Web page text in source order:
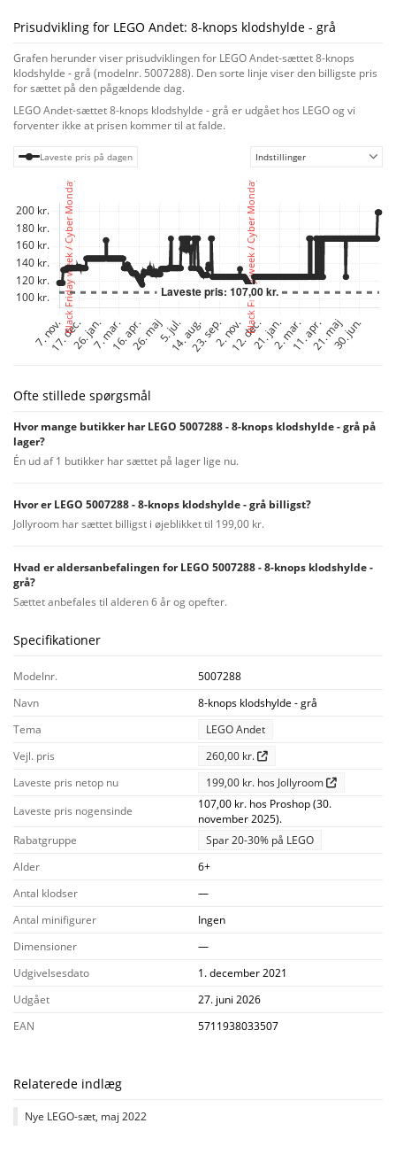
Prisudvikling for LEGO Andet: 8-knops klodshylde - grå
Grafen herunder viser prisudviklingen for LEGO Andet-sættet 8-knops
klodshylde - grå (modelnr. 5007288). Den sorte linje viser den billigste pris
for sættet på den pågældende dag.
LEGO Andet-sættet 8-knops klodshylde - grå er udgået hos LEGO og vi
forventer ikke at prisen kommer til at falde.
Laveste pris på dagen Indstillinger
Ofte stillede spørgsmål
Hvor mange butikker har LEGO 5007288 - 8-knops klodshylde - grå på
lager?
Én ud af 1 butikker har sættet på lager lige nu.
Hvor er LEGO 5007288 - 8-knops klodshylde - grå billigst?
Jollyroom har sættet billigst i øjeblikket til 199,00 kr.
Hvad er aldersanbefalingen for LEGO 5007288 - 8-knops klodshylde -
grå?
Sættet anbefales til alderen 6 år og opefter.
Specifikationer
Modelnr.
5007288
Navn
8-knops klodshylde - grå
Tema
LEGO Andet
Vejl. pris
260,00 kr.
Laveste pris netop nu
199,00 kr. hos Jollyroom
Laveste pris nogensinde
107,00 kr. hos Proshop (30.
november 2025).
Rabatgruppe
Spar 20-30% på LEGO
Alder
6+
Antal klodser
—
Antal minifigurer
Ingen
Dimensioner
—
Udgivelsesdato
1. december 2021
Udgået
27. juni 2026
EAN
5711938033507
Relaterede indlæg
Nye LEGO-sæt, maj 2022